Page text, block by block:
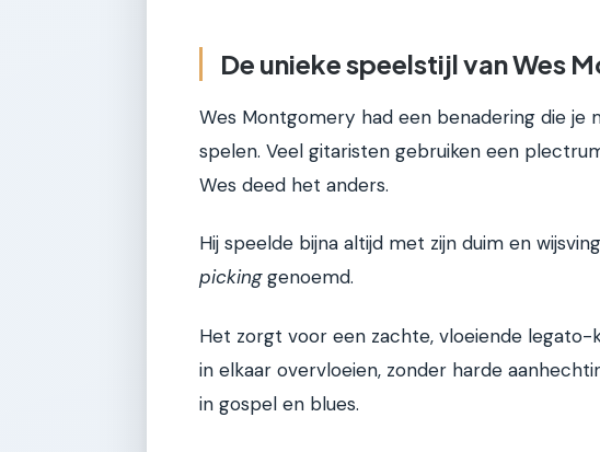
De unieke speelstijl van Wes
Wes Montgomery had een benadering die
spelen. Veel gitaristen gebruiken een
Wes deed het anders.
Hij speelde bijna altijd met zijn duim en
pickinggenoemd.
Het zorgt voor een zachte, vloeiende
in elkaar overvloeien, zonder harde
in gospel en blues.